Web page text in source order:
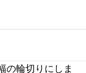
の輪切りにしま